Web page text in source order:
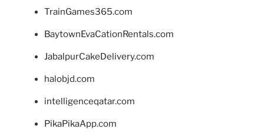
TrainGames365.com
BaytownEvaCationRentals.com
JabalpurCakeDelivery.com
halobjd.com
intelligenceqatar.com
PikaPikaApp.com